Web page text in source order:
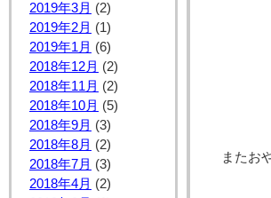
2019年3月 (2)
2019年2月 (1)
2019年1月 (6)
2018年12月 (2)
2018年11月 (2)
2018年10月 (5)
2018年9月 (3)
2018年8月 (2)
2018年7月 (3)
2018年4月 (2)
またお